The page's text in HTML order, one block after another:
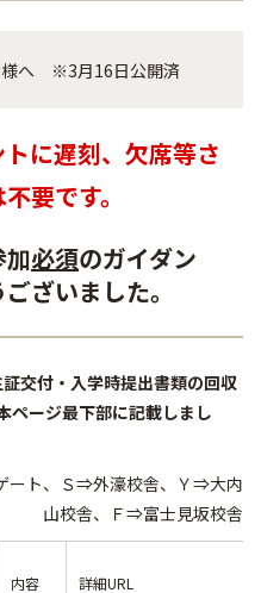
様へ ※3月16日公開済
に遅刻、欠席等さ
要です。
必須のガイダン
ざいました。
交付・入学時提出書類の回収
ページ最下部に記載しまし
ート、Ｓ⇒外濠校舎、Ｙ⇒大内
山校舎、Ｆ⇒富士見坂校舎
内容 詳細URL